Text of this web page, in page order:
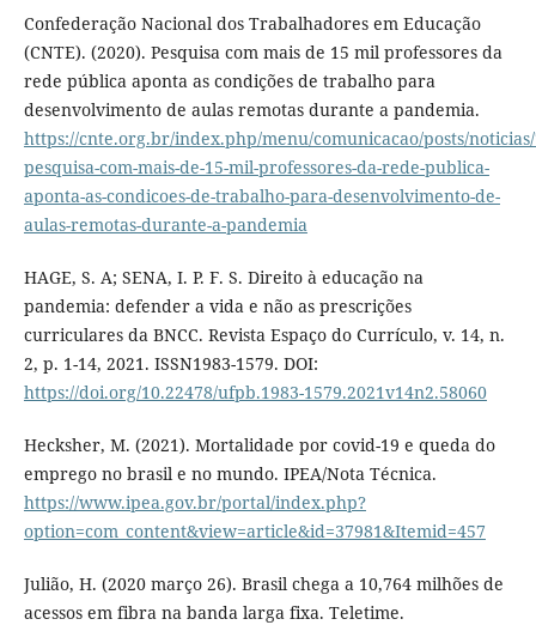
Confederação Nacional dos Trabalhadores em Educação
(CNTE). (2020). Pesquisa com mais de 15 mil professores da
rede pública aponta as condições de trabalho para
desenvolvimento de aulas remotas durante a pandemia.
https://cnte.org.br/index.php/menu/comunicacao/posts/noticias/
pesquisa-com-mais-de-15-mil-professores-da-rede-publica-
aponta-as-condicoes-de-trabalho-para-desenvolvimento-de-
aulas-remotas-durante-a-pandemia
HAGE, S. A; SENA, I. P. F. S. Direito à educação na
pandemia: defender a vida e não as prescrições
curriculares da BNCC. Revista Espaço do Currículo, v. 14, n.
2, p. 1-14, 2021. ISSN1983-1579. DOI:
https://doi.org/10.22478/ufpb.1983-1579.2021v14n2.58060
Hecksher, M. (2021). Mortalidade por covid-19 e queda do
emprego no brasil e no mundo. IPEA/Nota Técnica.
https://www.ipea.gov.br/portal/index.php?
option=com_content&view=article&id=37981&Itemid=457
Julião, H. (2020 março 26). Brasil chega a 10,764 milhões de
acessos em fibra na banda larga fixa. Teletime.